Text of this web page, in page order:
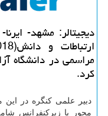
دیجیتالر: مشهد-
مراسمی در دانشگاه
كرد.
دبیر علمی كنگره در
محور یا زیركنفرانس